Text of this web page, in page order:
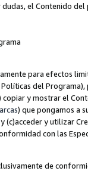
el Contenido
para efectos
Políticas del
y mostrar el
) que pongamos a
y (c)acceder y utilizar
con las
de